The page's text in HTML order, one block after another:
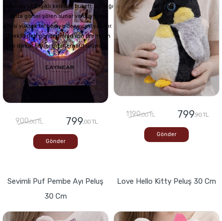
gelen bu LED ışıklı kelebek buketi, açıldığı
anda görsel şölen sunar ve duygusal
etkisi yüksek bir hediye deneyimi yaşatır.
ÇiçekSepeti gönderimleri için premium
ve dikkat çekici bir alternatif üründür
900,00 TL 799,00 TL
Gönder
1190,00 TL 799,90 TL
Gönder
Sevimli Puf Pembe Ayı Peluş
30 Cm
Love Hello Kitty Peluş 30 Cm